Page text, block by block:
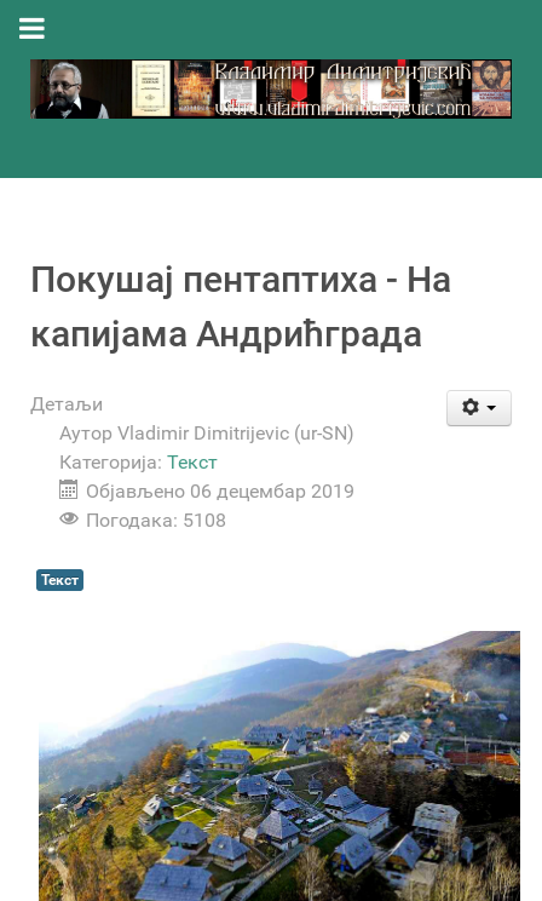
Покушај пентаптиха - На
капијама Андрићграда
Детаљи
Аутор Vladimir Dimitrijevic (ur-SN)
Категорија: Текст
Објављено 06 децембар 2019
Погодака: 5108
Текст